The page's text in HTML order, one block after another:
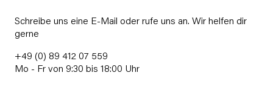
Schreibe uns eine E-Mail oder rufe uns an. Wir helfen dir
gerne
+49 (0) 89 412 07 559
Mo - Fr von 9:30 bis 18:00 Uhr